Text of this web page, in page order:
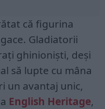
că figurina
Gladiatorii
ghinioniști, deși
să lupte cu mâna
un avantaj unic,
English Heritage,